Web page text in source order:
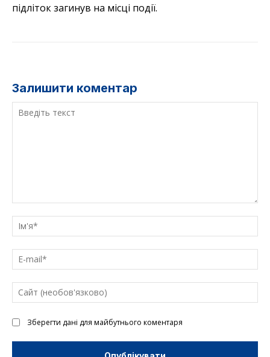
підліток загинув на місці події.
Залишити коментар
текст
Зберегти дані для майбутнього коментаря